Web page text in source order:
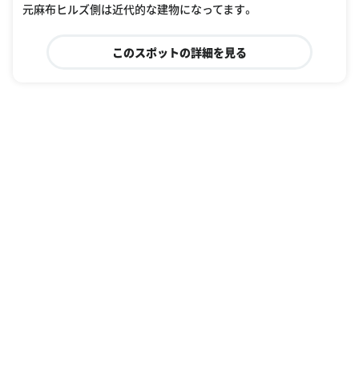
元麻布ヒルズ側は近代的な建物になってます。
このスポットの詳細を見る